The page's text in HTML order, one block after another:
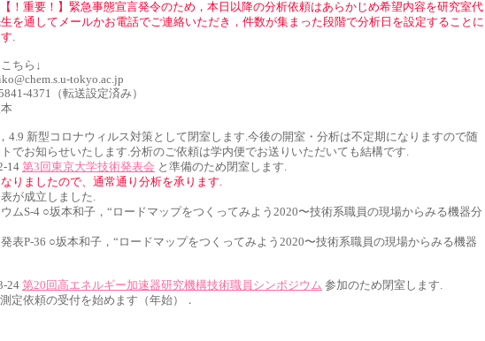
【！重要！】緊急事態宣言発令のため，本日以降の分析依頼はあらかじめ希望内容を研究室代
を通してメールかお電話でご連絡いただき，件数が集まった段階で分析日を設定することに
.
ちら↓
tokyo.ac.jp
4371（転送設定済み）
4.9 新型コロナウィルス対策として閉室します.今後の開室・分析は不定期になりますので随
でお知らせいたします.分析のご依頼は学内便でお送りいただいても結構です.
14 第3回東京大学技術発表会 と準備のため閉室します.
りましたので、通常通り分析を承ります.
が成立しました.
ムS-4 ○坂本和子，“ロードマップをつくってみよう2020〜技術系職員の現場からみる機器分
表P-36 ○坂本和子，“ロードマップをつくってみよう2020〜技術系職員の現場からみる機器
24 第20回高エネルギー加速器研究機構技術職員シンポジウム 参加のため閉室します.
定依頼の受付を始めます（年始）．